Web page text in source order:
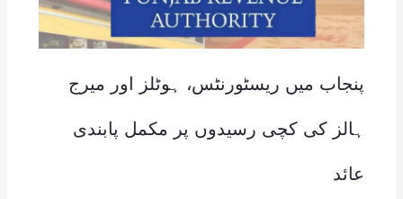
پنجاب میں ریسٹورنٹس، ہوٹلز اور میرج
ہالز کی کچی رسیدوں پر مکمل پابندی
عائد